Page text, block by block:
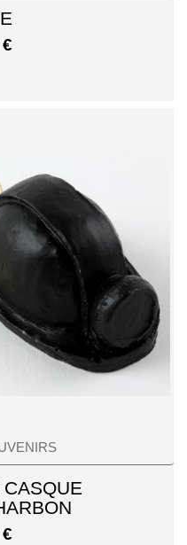
€
€